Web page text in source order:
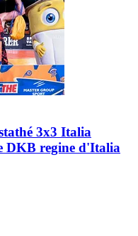
3x3 Italia
DKB regine d'Italia